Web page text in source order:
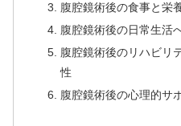
腹腔鏡術後の食事と栄
腹腔鏡術後の日常生活
腹腔鏡術後のリハビリ
性
腹腔鏡術後の心理的サ